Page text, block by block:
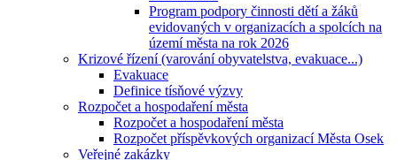
Program podpory činnosti dětí a žáků
evidovaných v organizacích a spolcích na
území města na rok 2026
Krizové řízení (varování obyvatelstva, evakuace...)
Evakuace
Definice tísňové výzvy
Rozpočet a hospodaření města
Rozpočet a hospodaření města
Rozpočet příspěvkových organizací Města Osek
Veřejné zakázky